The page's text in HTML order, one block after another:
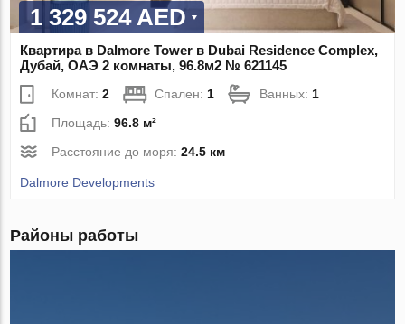
1 329 524 AED
Квартира в Dalmore Tower в Dubai Residence Complex,
Дубай, ОАЭ 2 комнаты, 96.8м2 № 621145
Комнат:2 Спален: 1 Ванных: 1
Площадь:96.8 м²
Расстояние до моря:24.5 км
Dalmore Developments
Районы работы